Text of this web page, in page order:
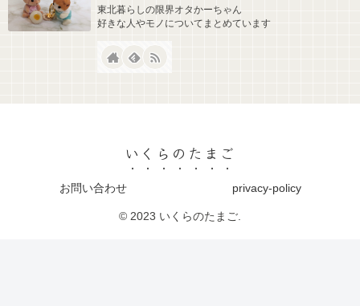
東北暮らしの限界オタかーちゃん
好きな人やモノについてまとめています
いくらのたまご
お問い合わせ privacy-policy
© 2023 いくらのたまご.